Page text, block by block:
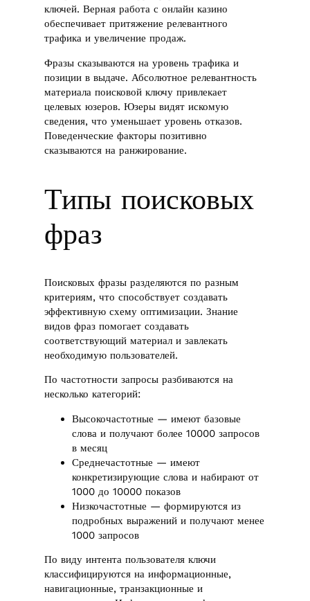
ключей. Верная работа с онлайн казино
обеспечивает притяжение релевантного
трафика и увеличение продаж.
Фразы сказываются на уровень трафика и
позиции в выдаче. Абсолютное релевантность
материала поисковой ключу привлекает
целевых юзеров. Юзеры видят искомую
сведения, что уменьшает уровень отказов.
Поведенческие факторы позитивно
сказываются на ранжирование.
Типы поисковых
фраз
Поисковых фразы разделяются по разным
критериям, что способствует создавать
эффективную схему оптимизации. Знание
видов фраз помогает создавать
соответствующий материал и завлекать
необходимую пользователей.
По частотности запросы разбиваются на
несколько категорий:
Высокочастотные — имеют базовые
слова и получают более 10000 запросов
в месяц
Среднечастотные — имеют
конкретизирующие слова и набирают от
1000 до 10000 показов
Низкочастотные — формируются из
подробных выражений и получают менее
1000 запросов
По виду интента пользователя ключи
классифицируются на информационные,
навигационные, транзакционные и